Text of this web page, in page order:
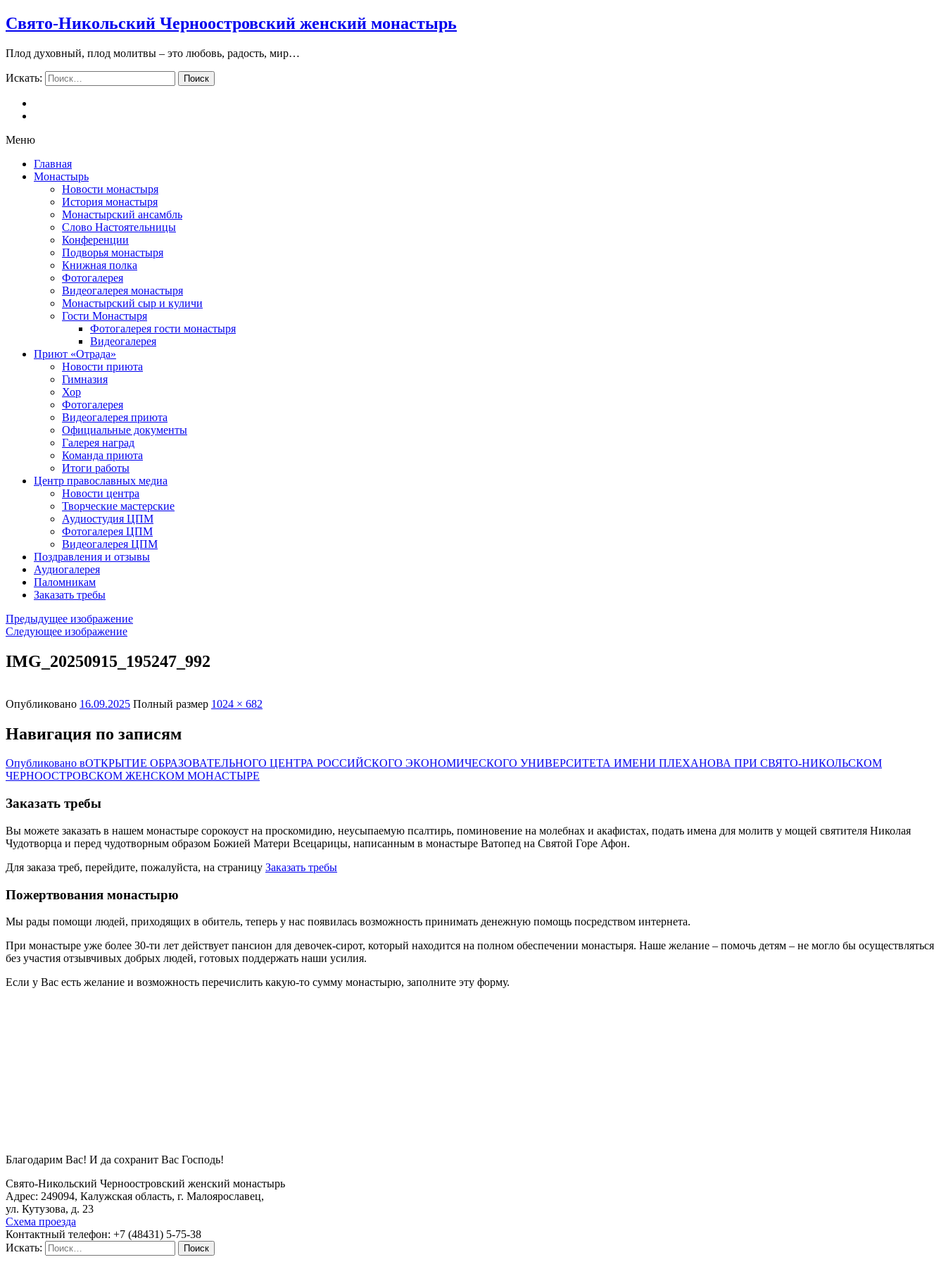
Свято-Никольский Черноостровский женский монастырь
Плод духовный, плод молитвы – это любовь, радость, мир…
Искать: Поиск
Меню
Главная
Монастырь
Новости монастыря
История монастыря
Монастырский ансамбль
Слово Настоятельницы
Конференции
Подворья монастыря
Книжная полка
Фотогалерея
Видеогалерея монастыря
Монастырский сыр и куличи
Гости Монастыря
Фотогaлерея гости монастыря
Видеогалерея
Приют «Отрада»
Новости приюта
Гимназия
Хор
Фотогалерея
Видеогалерея приюта
Официальные документы
Галерея наград
Команда приюта
Итоги работы
Центр православных медиа
Новости центра
Творческие мастерские
Аудиостудия ЦПМ
Фотогалерея ЦПМ
Видеогалерея ЦПМ
Поздравления и отзывы
Аудиогалерея
Паломникам
Заказать требы
Предыдущее изображение
Следующее изображение
IMG_20250915_195247_992
Опубликовано 16.09.2025 Полный размер 1024 × 682
Навигация по записям
Опубликовано вОТКРЫТИЕ ОБРАЗОВАТЕЛЬНОГО ЦЕНТРА РОССИЙСКОГО ЭКОНОМИЧЕСКОГО УНИВЕРСИТЕТА ИМЕНИ ПЛЕХАНОВА ПРИ СВЯТО-НИКОЛЬСКОМ
ЧЕРНООСТРОВСКОМ ЖЕНСКОМ МОНАСТЫРЕ
Заказать требы
Вы можете заказать в нашем монастыре сорокоуст на проскомидию, неусыпаемую псалтирь, поминовение на молебнах и акафистах, подать имена для молитв у мощей святителя Николая
Чудотворца и перед чудотворным образом Божией Матери Всецарицы, написанным в монастыре Ватопед на Святой Горе Афон.
Для заказа треб, перейдите, пожалуйста, на страницу Заказать требы
Пожертвования монастырю
Мы рады помощи людей, приходящих в обитель, теперь у нас появилась возможность принимать денежную помощь посредством интернета.
При монастыре уже более 30-ти лет действует пансион для девочек-сирот, который находится на полном обеспечении монастыря. Наше желание – помочь детям – не могло бы осуществляться
без участия отзывчивых добрых людей, готовых поддержать наши усилия.
Если у Вас есть желание и возможность перечислить какую-то сумму монастырю, заполните эту форму.
Благодарим Вас! И да сохранит Вас Господь!
Свято-Никольский Черноостровский женский монастырь
Адрес: 249094, Калужская область, г. Малоярославец,
ул. Кутузова, д. 23
Схема проезда
Контактный телефон: +7 (48431) 5-75-38
Искать:
Поиск